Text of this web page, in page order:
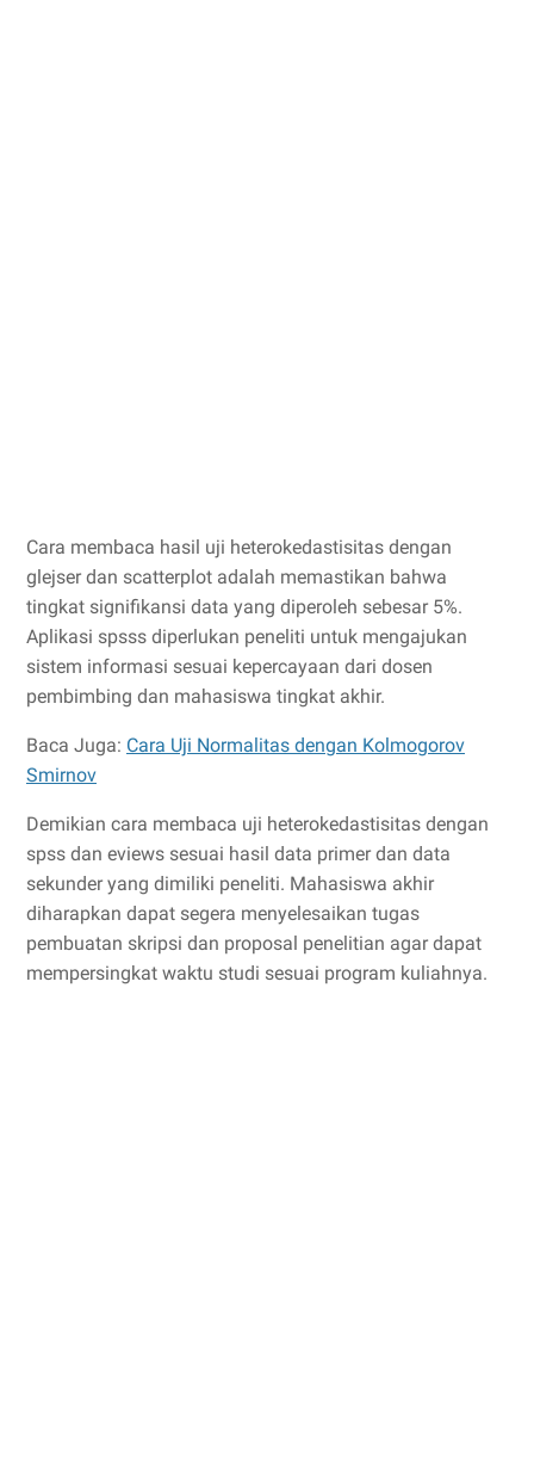
Cara membaca hasil uji heterokedastisitas dengan
glejser dan scatterplot adalah memastikan bahwa
tingkat signifikansi data yang diperoleh sebesar 5%.
Aplikasi spsss diperlukan peneliti untuk mengajukan
sistem informasi sesuai kepercayaan dari dosen
pembimbing dan mahasiswa tingkat akhir.
Baca Juga: Cara Uji Normalitas dengan Kolmogorov
Smirnov
Demikian cara membaca uji heterokedastisitas dengan
spss dan eviews sesuai hasil data primer dan data
sekunder yang dimiliki peneliti. Mahasiswa akhir
diharapkan dapat segera menyelesaikan tugas
pembuatan skripsi dan proposal penelitian agar dapat
mempersingkat waktu studi sesuai program kuliahnya.